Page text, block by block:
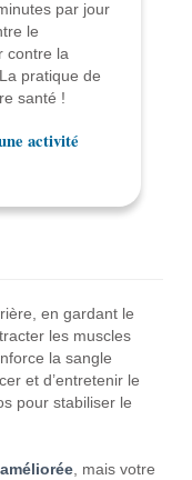
par jour
le
contre la
pratique de
santé !
activité
en gardant le
les muscles
la sangle
et d’entretenir le
pour stabiliser le
, mais votre